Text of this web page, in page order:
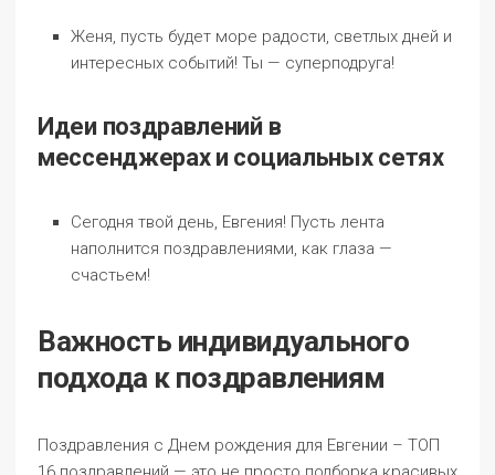
Женя, пусть будет море радости, светлых дней и
интересных событий! Ты — суперподруга!
Идеи поздравлений в
мессенджерах и социальных сетях
Сегодня твой день, Евгения! Пусть лента
наполнится поздравлениями, как глаза —
счастьем!
Важность индивидуального
подхода к поздравлениям
Поздравления с Днем рождения для Евгении – ТОП